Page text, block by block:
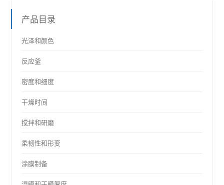
产品目录
光泽和颜色
反应釜
密度和细度
干燥时间
搅拌和研磨
柔韧性和形变
涂膜制备